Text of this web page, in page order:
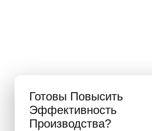
Готовы Повысить
Эффективность
Производства?